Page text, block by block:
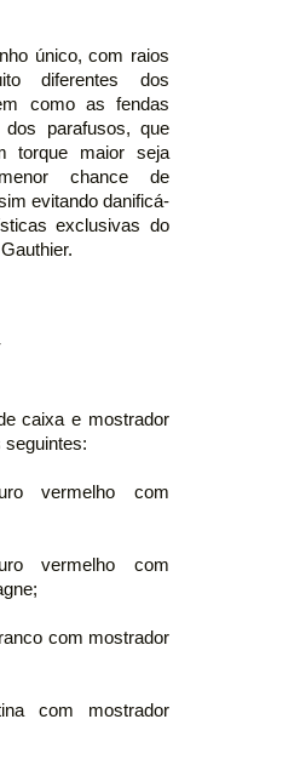
único, com raios
diferentes dos
como as fendas
parafusos, que
torque maior seja
chance de
evitando danificá-
exclusivas do
caixa e mostrador
vermelho com
vermelho com
com mostrador
com mostrador